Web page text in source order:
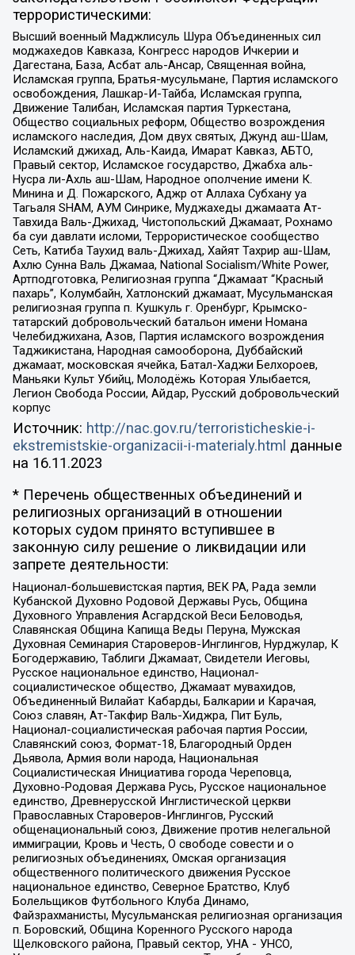
террористическими:
Высший военный Маджлисуль Шура Объединенных сил
моджахедов Кавказа, Конгресс народов Ичкерии и
Дагестана, База, Асбат аль-Ансар, Священная война,
Исламская группа, Братья-мусульмане, Партия исламского
освобождения, Лашкар-И-Тайба, Исламская группа,
Движение Талибан, Исламская партия Туркестана,
Общество социальных реформ, Общество возрождения
исламского наследия, Дом двух святых, Джунд аш-Шам,
Исламский джихад, Аль-Каида, Имарат Кавказ, АБТО,
Правый сектор, Исламское государство, Джабха аль-
Нусра ли-Ахль аш-Шам, Народное ополчение имени К.
Минина и Д. Пожарского, Аджр от Аллаха Субхану уа
Тагьаля SHAM, АУМ Синрике, Муджахеды джамаата Ат-
Тавхида Валь-Джихад, Чистопольский Джамаат, Рохнамо
ба суи давлати исломи, Террористическое сообщество
Сеть, Катиба Таухид валь-Джихад, Хайят Тахрир аш-Шам,
Ахлю Сунна Валь Джамаа, National Socialism/White Power,
Артподготовка, Религиозная группа “Джамаат “Красный
пахарь”, Колумбайн, Хатлонский джамаат, Мусульманская
религиозная группа п. Кушкуль г. Оренбург, Крымско-
татарский добровольческий батальон имени Номана
Челебиджихана, Азов, Партия исламского возрождения
Таджикистана, Народная самооборона, Дуббайский
джамаат, московская ячейка, Батал-Хаджи Белхороев,
Маньяки Культ Убийц, Молодёжь Которая Улыбается,
Легион Свобода России, Айдар, Русский добровольческий
корпус
Источник: http://nac.gov.ru/terroristicheskie-i-
ekstremistskie-organizacii-i-materialy.html данные
на 16.11.2023
* Перечень общественных объединений и
религиозных организаций в отношении
которых судом принято вступившее в
законную силу решение о ликвидации или
запрете деятельности:
Национал-большевистская партия, ВЕК РА, Рада земли
Кубанской Духовно Родовой Державы Русь, Община
Духовного Управления Асгардской Веси Беловодья,
Славянская Община Капища Веды Перуна, Мужская
Духовная Семинария Староверов-Инглингов, Нурджулар, К
Богодержавию, Таблиги Джамаат, Свидетели Иеговы,
Русское национальное единство, Национал-
социалистическое общество, Джамаат мувахидов,
Объединенный Вилайат Кабарды, Балкарии и Карачая,
Союз славян, Ат-Такфир Валь-Хиджра, Пит Буль,
Национал-социалистическая рабочая партия России,
Славянский союз, Формат-18, Благородный Орден
Дьявола, Армия воли народа, Национальная
Социалистическая Инициатива города Череповца,
Духовно-Родовая Держава Русь, Русское национальное
единство, Древнерусской Инглистической церкви
Православных Староверов-Инглингов, Русский
общенациональный союз, Движение против нелегальной
иммиграции, Кровь и Честь, О свободе совести и о
религиозных объединениях, Омская организация
общественного политического движения Русское
национальное единство, Северное Братство, Клуб
Болельщиков Футбольного Клуба Динамо,
Файзрахманисты, Мусульманская религиозная организация
п. Боровский, Община Коренного Русского народа
Щелковского района, Правый сектор, УНА - УНСО,